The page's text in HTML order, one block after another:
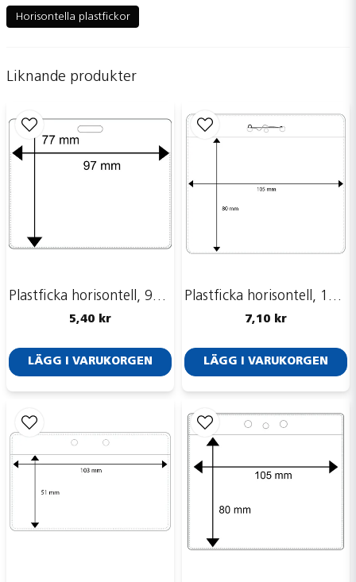
Fråga oss något om denna produkten...
name
email
Mejladress
Ja, ni får publicera min fråga
Skicka fråga
Horisontella plastfickor
Liknande produkter
Plastficka horisontell, 95 x 60mm
5,40 kr
LÄGG I VARUKORGEN
Plastficka horisontell, 110 x 86 mm
7,10 kr
LÄGG I VARUKORGEN